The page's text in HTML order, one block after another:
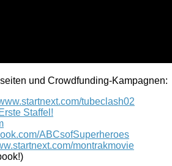
und Crowdfunding-Kampagnen:
tubeclash02
Staffel!
ABCsofSuperheroes
montrakmovie